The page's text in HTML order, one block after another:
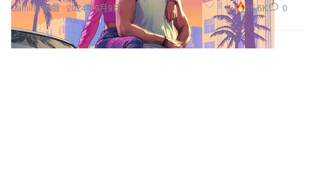
Gaming 遊戲 2024年9月9日 55.6K 0